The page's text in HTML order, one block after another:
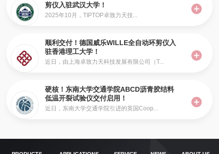
剪仪入驻武汉大学！
2025年10月，TIPTOP卓致力天技...
顺利交付！德国威乐WILLE全自动环剪仪入
驻香港理工大学！
近日，由上海卓致力天科技发展有限公司（T...
硬核！东南大学交通学院ABCD沥青胶结料
低温开裂试验仪交付启用！
近日，东南大学交通学院引进的英国Coop...